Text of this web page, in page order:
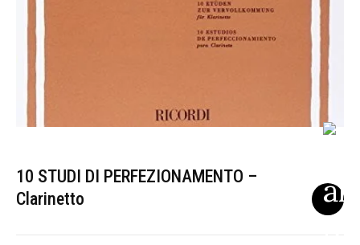
10 STUDI DI PERFEZIONAMENTO –
Clarinetto